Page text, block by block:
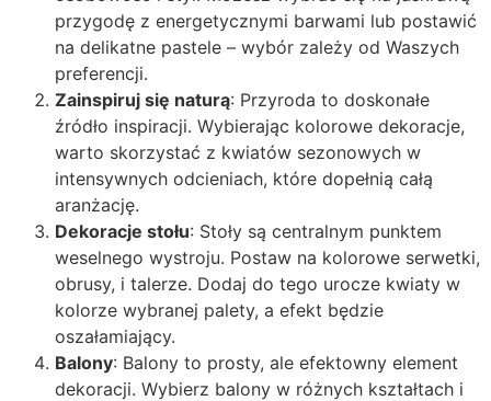
przygodę z energetycznymi barwami lub postawić
na delikatne pastele – wybór zależy od Waszych
preferencji.
Zainspiruj się naturą: Przyroda to doskonałe
źródło inspiracji. Wybierając kolorowe dekoracje,
warto skorzystać z kwiatów sezonowych w
intensywnych odcieniach, które dopełnią całą
aranżację.
Dekoracje stołu: Stoły są centralnym punktem
weselnego wystroju. Postaw na kolorowe serwetki,
obrusy, i talerze. Dodaj do tego urocze kwiaty w
kolorze wybranej palety, a efekt będzie
oszałamiający.
Balony: Balony to prosty, ale efektowny element
dekoracji. Wybierz balony w różnych kształtach i